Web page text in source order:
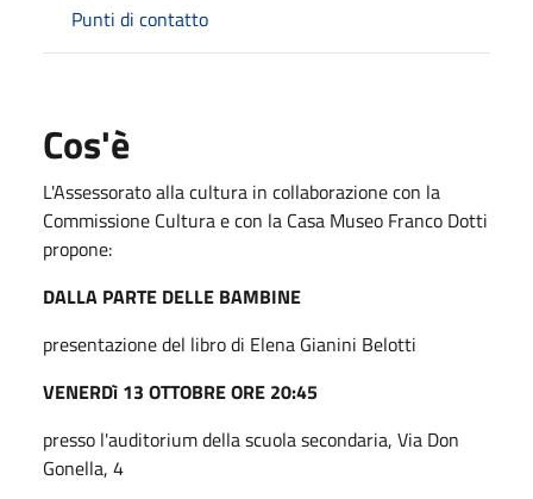
Punti di contatto
Cos'è
L'Assessorato alla cultura in collaborazione con la
Commissione Cultura e con la Casa Museo Franco Dotti
propone:
DALLA PARTE DELLE BAMBINE
presentazione del libro di Elena Gianini Belotti
VENERDì 13 OTTOBRE ORE 20:45
presso l'auditorium della scuola secondaria, Via Don
Gonella, 4